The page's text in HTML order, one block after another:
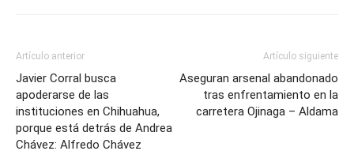
Artículo anterior
Javier Corral busca
apoderarse de las
instituciones en Chihuahua,
porque está detrás de Andrea
Chávez: Alfredo Chávez
Artículo siguiente
Aseguran arsenal abandonado
tras enfrentamiento en la
carretera Ojinaga – Aldama